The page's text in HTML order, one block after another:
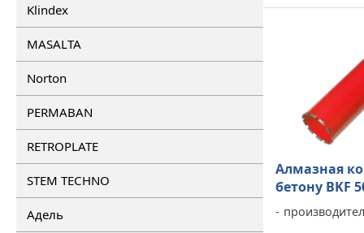
Klindex
MASALTA
Norton
PERMABAN
RETROPLATE
STEM TECHNO
Адель
Алмазная
бетону BKF